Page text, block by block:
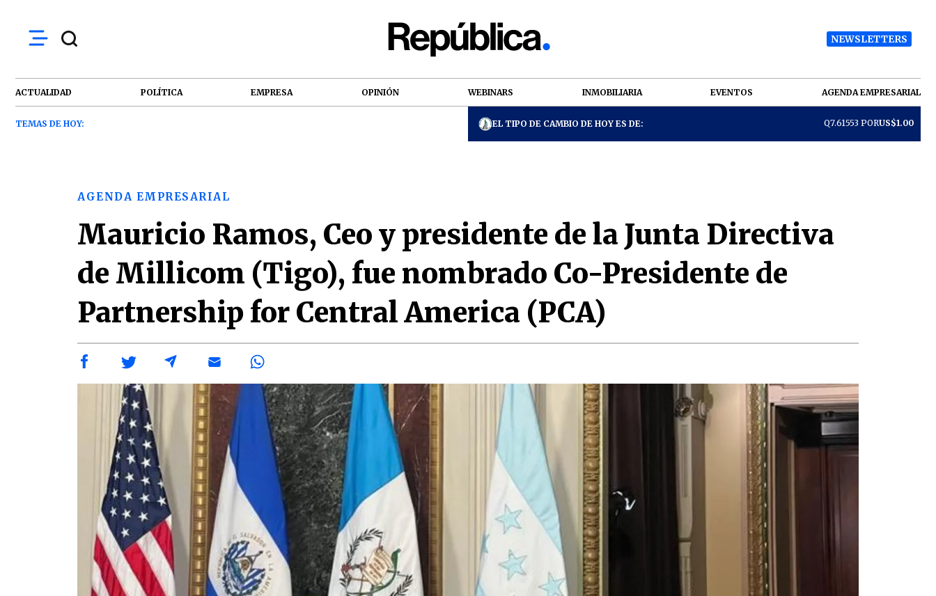
NEWSLETTERS
ACTUALIDAD POLÍTICA EMPRESA OPINIÓN WEBINARS INMOBILIARIA EVENTOS AGENDA EMPRESARIAL
TEMAS DE HOY: EL TIPO DE CAMBIO DE HOY ES DE: Q7.61553 PORUS$1.00
AGENDA EMPRESARIAL
Mauricio Ramos, Ceo y presidente de la Junta Directiva
de Millicom (Tigo), fue nombrado Co-Presidente de
Partnership for Central America (PCA)